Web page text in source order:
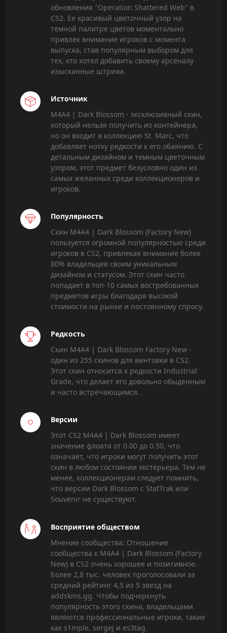
обновления "Operation Shattered Web" в
CS2. Ее красивый цветочный узор на
темной палитре цветов моментально
привлек внимание игроков с момента
выпуска, став популярным выбором для
тех, кто хотел добавить своему арсеналу
изысканные штрихи.
Источник
M4A4 | Dark Blossom - эксклюзивный скин,
который нельзя получить из контейнера,
но он входит в коллекцию St. Marc, что
добавляет нотку редкости к его обаянию. С
детальным дизайном и темным цветочным
узором, этот предмет безусловно один из
самых желанных среди коллекционеров и
игроков.
Популярность
Скин M4A4 | Dark Blossom (Factory New)
пользуется огромной популярностью среди
игроков в CS2, привлекая внимание более
80% владельцев своим уникальным
дизайном и статусом. Этот скин часто
попадает в топ-10 самых востребованных
предметов игры благодаря высокой
стоимости на рынке и постоянному спросу.
Редкость
Скин M4A4 | Dark Blossom Factory New -
один из 255 скинов для винтовки в CS2.
Этот скин относится к редкости Industrial
Grade, что делает его довольно обыденным
и часто встречающимся.
Версии
Этот CS2 M4A4 | Dark Blossom имеет
значение флоата от 0.00 до 0.50, что
означает, что игроки могут получить этот
скин в любом состоянии экстерьера. Тем не
менее, коллекционерам следует помнить,
что версии Dark Blossom с StatTrak или
Souvenir не существуют.
Восприятие обществом
Мнение сообщества: Отношение
сообщества к M4A4 | Dark Blossom (Factory
New) в CS2 очень хорошее и позитивное.
Более 2,8 тыс. человек проголосовали за
средний рейтинг 4,5 из 5 звезд на
addskins.gg. Чтобы подчеркнуть
популярность этого скина, владельцами
являются профессиональные игроки, такие
как s1mple, sergej и es3tag.